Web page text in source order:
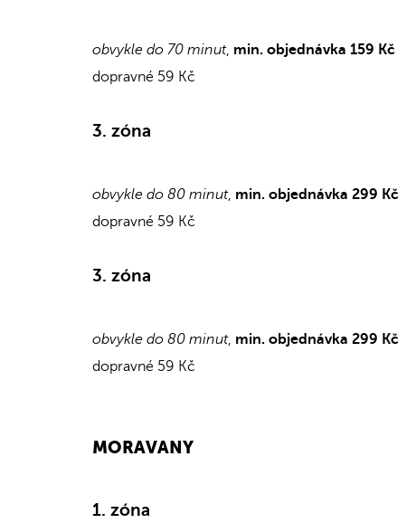
obvykle do 70 minut, min. objednávka 159 Kč
dopravné 59 Kč
3. zóna
obvykle do 80 minut, min. objednávka 299 Kč
dopravné 59 Kč
3. zóna
obvykle do 80 minut, min. objednávka 299 Kč
dopravné 59 Kč
MORAVANY
1. zóna